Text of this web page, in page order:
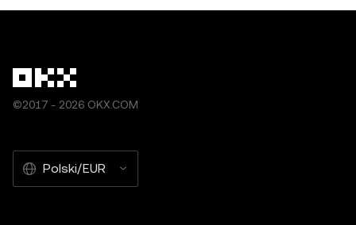
©2017 - 2026 OKX.COM
Polski/EUR